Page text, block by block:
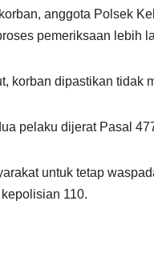
anggota Polsek
pemeriksaan lebih
korban dipastikan tidak
pelaku dijerat Pasal
untuk tetap
110.